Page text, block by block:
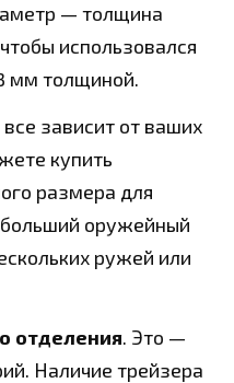
— толщина
использовался
мм толщиной.
все зависит от ваших
купить
размера для
больший оружейный
ружей или
отделения. Это —
Наличие трейзера